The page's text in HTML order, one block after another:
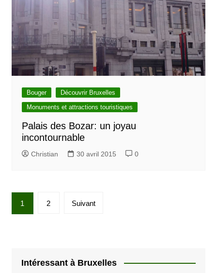
Bouger
Découvrir Bruxelles
Monuments et attractions touristiques
Palais des Bozar: un joyau
incontournable
Christian 30 avril 2015 0
a
1 2 Suivant
Intéressant à Bruxelles